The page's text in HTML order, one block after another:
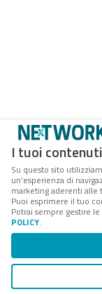
I tuoi
Su questo sito
un’esperienza di
marketing aderenti alle
Puoi esprimere il tuo
Potrai sempre gestire
POLICY.